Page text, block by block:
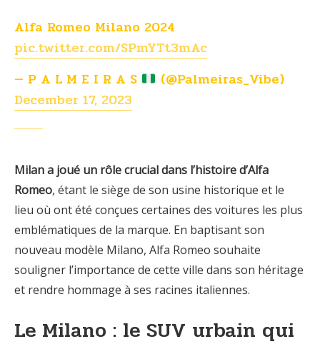
Alfa Romeo Milano 2024
pic.twitter.com/SPmYTt3mAc
— P A L M E I R A S
(@Palmeiras_Vibe)
December 17, 2023
Milan a joué un rôle crucial dans l’histoire d’Alfa
Romeo, étant le siège de son usine historique et le
lieu où ont été conçues certaines des voitures les plus
emblématiques de la marque. En baptisant son
nouveau modèle Milano, Alfa Romeo souhaite
souligner l’importance de cette ville dans son héritage
et rendre hommage à ses racines italiennes.
Le Milano : le SUV urbain qui